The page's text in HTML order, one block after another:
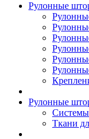
Рулонные
Рулонные
Ткани